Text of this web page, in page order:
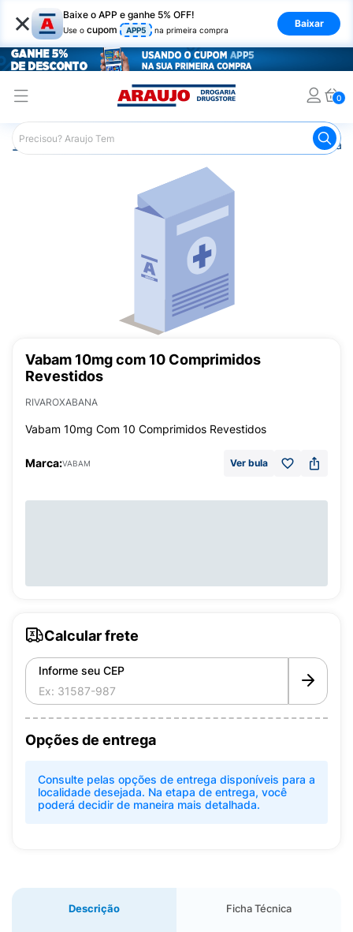
× Baixe o APP e ganhe 5% OFF!
Use o cupom APP5 na primeira compra
Baixar
0
Araujo Medicamentos Remédio para o Sistema
Vabam 10mg com 10 Comprimidos
Revestidos
RIVAROXABANA
Vabam 10mg Com 10 Comprimidos Revestidos
Marca:VABAM Ver bula
Calcular frete
Informe seu CEP
Opções de entrega
Consulte pelas opções de entrega disponíveis para a
localidade desejada. Na etapa de entrega, você
poderá decidir de maneira mais detalhada.
Descrição Ficha Técnica